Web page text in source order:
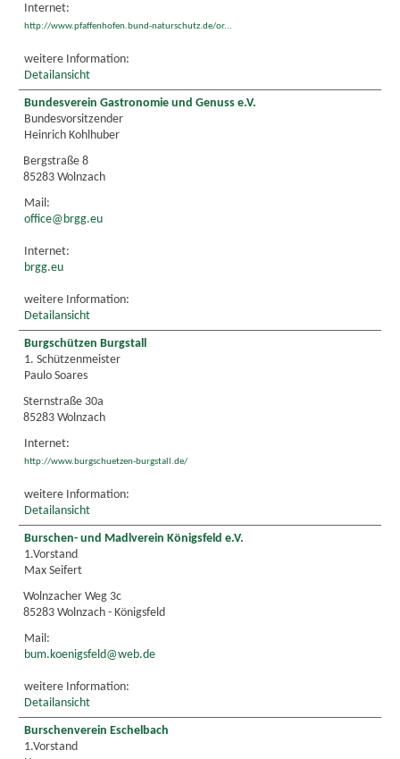
Internet:
http://www.pfaffenhofen.bund-naturschutz.de/or...
weitere Information:
Detailansicht
Bundesverein Gastronomie und Genuss e.V.
Bundesvorsitzender
Heinrich Kohlhuber
Bergstraße 8
85283 Wolnzach
Mail:
office@brgg.eu
Internet:
brgg.eu
weitere Information:
Detailansicht
Burgschützen Burgstall
1. Schützenmeister
Paulo Soares
Sternstraße 30a
85283 Wolnzach
Internet:
http://www.burgschuetzen-burgstall.de/
weitere Information:
Detailansicht
Burschen- und Madlverein Königsfeld e.V.
1.Vorstand
Max Seifert
Wolnzacher Weg 3c
85283 Wolnzach - Königsfeld
Mail:
bum.koenigsfeld@web.de
weitere Information:
Detailansicht
Burschenverein Eschelbach
1.Vorstand